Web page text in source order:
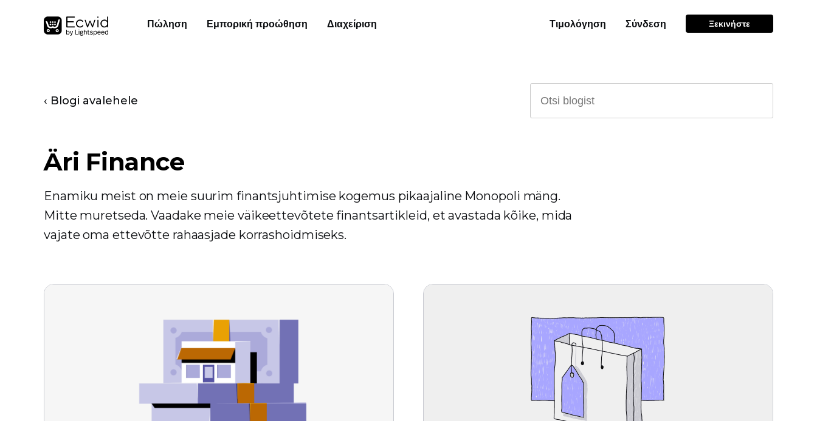
Πώληση Εμπορική προώθηση Διαχείριση Τιμολόγηση Σύνδεση Ξεκινήστε
‹ Blogi avalehele
Äri Finance
Enamiku meist on meie suurim finantsjuhtimise kogemus pikaajaline Monopoli mäng.
Mitte muretseda. Vaadake meie väikeettevõtete finantsartikleid, et avastada kõike, mida
vajate oma ettevõtte rahaasjade korrashoidmiseks.